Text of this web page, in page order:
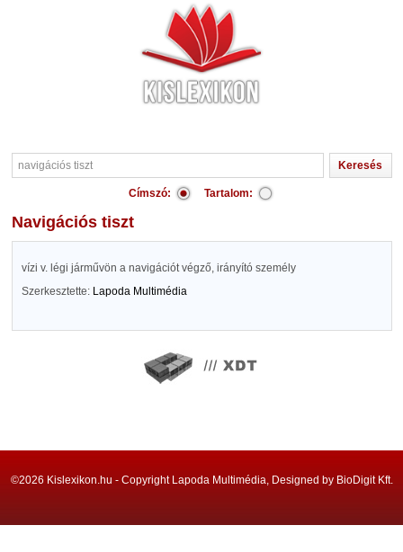
Címszó: Tartalom:
navigációs tiszt
vízi v. légi járművön a navigációt végző, irányító személy
Szerkesztette: Lapoda Multimédia
©2026 Kislexikon.hu - Copyright Lapoda Multimédia, Designed by BioDigit Kft.